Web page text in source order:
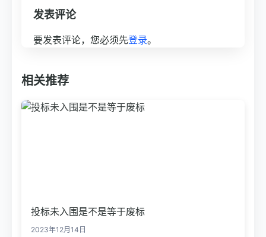
发表评论
要发表评论，您必须先登录。
相关推荐
投标未入围是不是等于废标
2023年12月14日